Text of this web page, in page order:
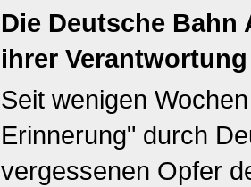
Die Deutsche
ihrer
Seit wenigen
Erinnerung" durch
vergessenen Opfer